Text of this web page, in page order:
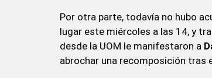
Por otra parte, todavía no hubo
lugar este miércoles a las 14, y
desde la UOM le manifestaron a
abrochar una recomposición tras